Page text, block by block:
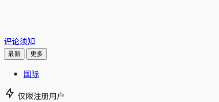
评论须知
最新 更多
国际
仅限注册用户